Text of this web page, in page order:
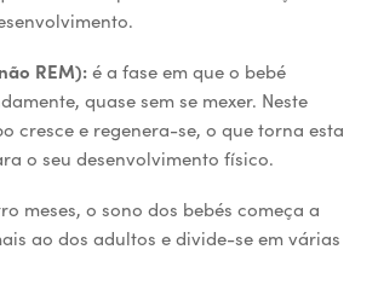
REM): é a fase em que o bebé
quase sem se mexer. Neste
cresce e regenera-se, o que torna esta
o seu desenvolvimento físico.
meses, o sono dos bebés começa a
ao dos adultos e divide-se em várias